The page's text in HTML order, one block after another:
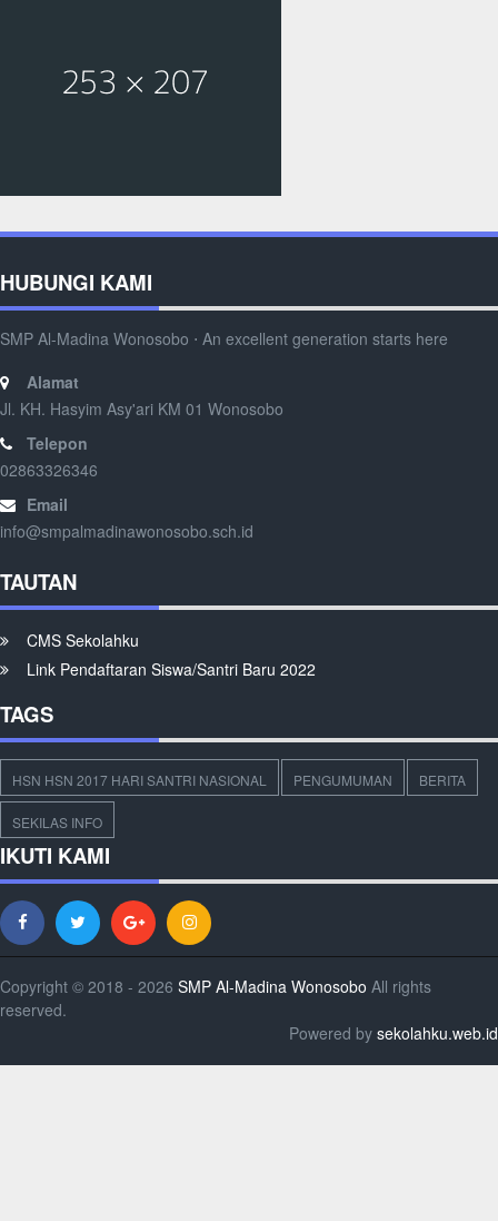
HUBUNGI KAMI
SMP Al-Madina Wonosobo ⋅ An excellent generation starts here
Alamat
Jl. KH. Hasyim Asy'ari KM 01 Wonosobo
Telepon
02863326346
Email
info@smpalmadinawonosobo.sch.id
TAUTAN
CMS Sekolahku
Link Pendaftaran Siswa/Santri Baru 2022
TAGS
HSN HSN 2017 HARI SANTRI NASIONAL PENGUMUMAN BERITA
SEKILAS INFO
IKUTI KAMI
Copyright © 2018 - 2026 SMP Al-Madina Wonosobo All rights
reserved.
Powered by sekolahku.web.id